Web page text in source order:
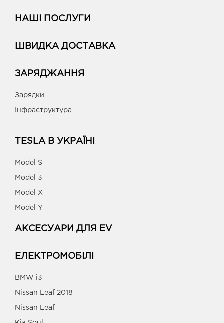
НАШІ ПОСЛУГИ
ШВИДКА ДОСТАВКА
ЗАРЯДЖАННЯ
Зарядки
Інфраструктура
TESLA В УКРАЇНІ
Model S
Model 3
Model X
Model Y
АКСЕСУАРИ ДЛЯ EV
ЕЛЕКТРОМОБІЛІ
BMW i3
Nissan Leaf 2018
Nissan Leaf